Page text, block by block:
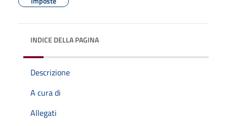
INDICE DELLA PAGINA
Descrizione
A cura di
Allegati